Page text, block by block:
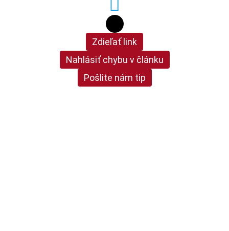
Zdieľať link
Nahlásiť chybu v článku
Pošlite nám tip